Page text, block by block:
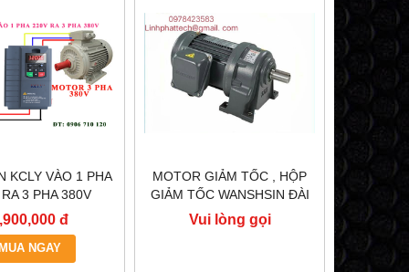
KCLY VÀO 1 PHA
3 PHA 380V
BIẾN TẦN KCLY
R75GT3-B
đ
NGAY
MOTOR GIẢM TỐC , HỘP
GIẢM TỐC WANSHSIN ĐÀI
LOAN GH40-2200-3S /
2.2KW 2200W 3HP
Vui lòng gọi